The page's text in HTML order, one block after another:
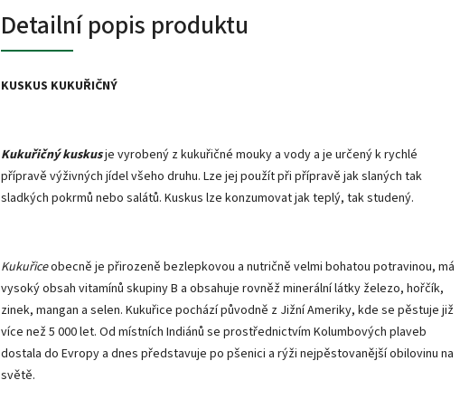
Detailní popis produktu
KUSKUS KUKUŘIČNÝ
Kukuřičný kuskusje vyrobený z kukuřičné mouky a vody a je určený k rychlé
přípravě výživných jídel všeho druhu. Lze jej použít při přípravě jak slaných tak
sladkých pokrmů nebo salátů. Kuskus lze konzumovat jak teplý, tak studený.
Kukuřiceobecně je přirozeně bezlepkovou a nutričně velmi bohatou potravinou, má
vysoký obsah vitamínů skupiny B a obsahuje rovněž minerální látky železo, hořčík,
zinek, mangan a selen. Kukuřice pochází původně z Jižní Ameriky, kde se pěstuje již
více než 5 000 let. Od místních Indiánů se prostřednictvím Kolumbových plaveb
dostala do Evropy a dnes představuje po pšenici a rýži nejpěstovanější obilovinu na
světě.